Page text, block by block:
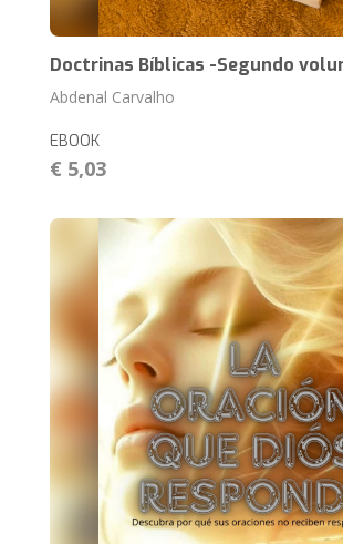
Doctrinas Bíblicas -Segundo
Abdenal Carvalho
EBOOK
€ 5,03